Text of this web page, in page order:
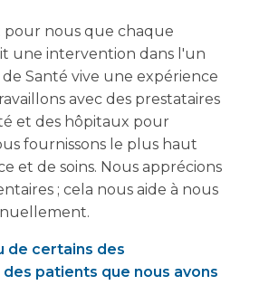
pour nous que chaque
une intervention dans l'un
de Santé vive une expérience
avec des prestataires
et des hôpitaux pour
fournissons le plus haut
et de soins. Nous apprécions
; cela nous aide à nous
de certains des
patients que nous avons